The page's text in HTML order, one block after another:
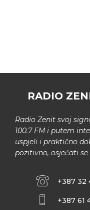
RADIO
Radio Zenit svoj
100.7 FM i putem
uspjeli i praktično
pozitivno, osjećati
+387 32
+387 61